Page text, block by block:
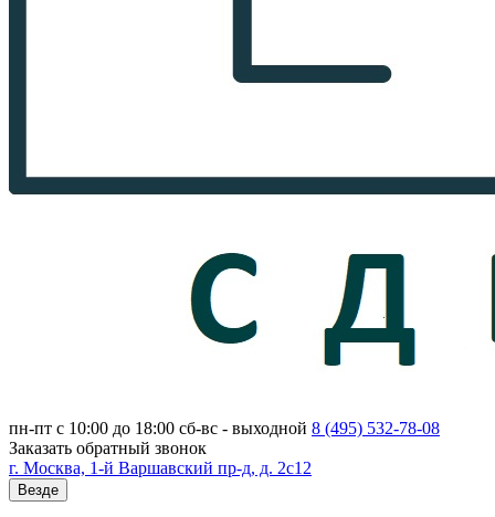
пн-пт с 10:00 до 18:00 сб-вс - выходной 8 (495) 532-78-08
Заказать обратный звонок
г. Москва, 1-й Варшавский пр-д, д. 2с12
Везде